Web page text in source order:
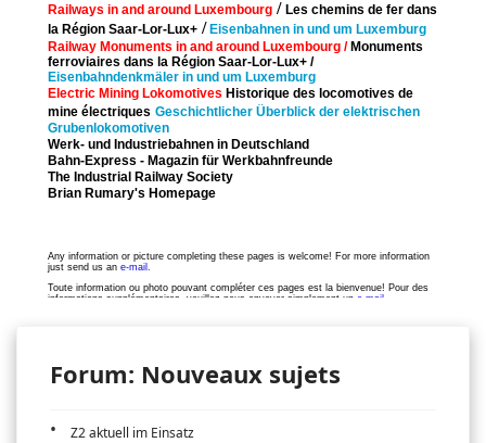
Forum: Nouveaux sujets
Z2 aktuell im Einsatz